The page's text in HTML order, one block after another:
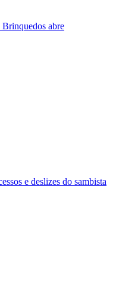
abre
e deslizes do sambista